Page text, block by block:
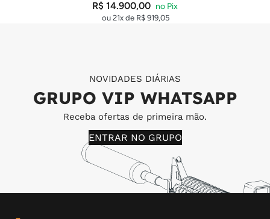
R$ 14.900,00
ou 21x de R$919,05
NOVIDADES DIÁRIAS
GRUPO VIP WHATSAPP
Receba ofertas de primeira mão.
ENTRAR NO GRUPO